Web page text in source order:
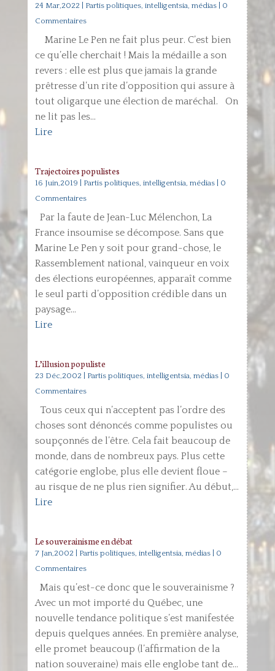
24 Mar,2022 Partis politiques, intelligentsia, médias| 0
Commentaires
Marine Le Pen ne fait plus peur. C’est bien
ce qu’elle cherchait ! Mais la médaille a son
revers : elle est plus que jamais la grande
prêtresse d’un rite d’opposition qui assure à
tout oligarque une élection de maréchal. On
ne lit pas les...
Lire
Trajectoires populistes
16 Juin,2019 Partis politiques, intelligentsia, médias| 0
Commentaires
Par la faute de Jean-Luc Mélenchon, La
France insoumise se décompose. Sans que
Marine Le Pen y soit pour grand-chose, le
Rassemblement national, vainqueur en voix
des élections européennes, apparaît comme
le seul parti d’opposition crédible dans un
paysage...
Lire
L’illusion populiste
23 Déc,2002 Partis politiques, intelligentsia, médias| 0
Commentaires
Tous ceux qui n’acceptent pas l’ordre des
choses sont dénoncés comme populistes ou
soupçonnés de l’être. Cela fait beaucoup de
monde, dans de nombreux pays. Plus cette
catégorie englobe, plus elle devient floue –
au risque de ne plus rien signifier. Au début,...
Lire
Le souverainisme en débat
7 Jan,2002 Partis politiques, intelligentsia, médias| 0
Commentaires
Mais qu’est-ce donc que le souverainisme ?
Avec un mot importé du Québec, une
nouvelle tendance politique s’est manifestée
depuis quelques années. En première analyse,
elle promet beaucoup (l’affirmation de la
nation souveraine) mais elle englobe tant de...